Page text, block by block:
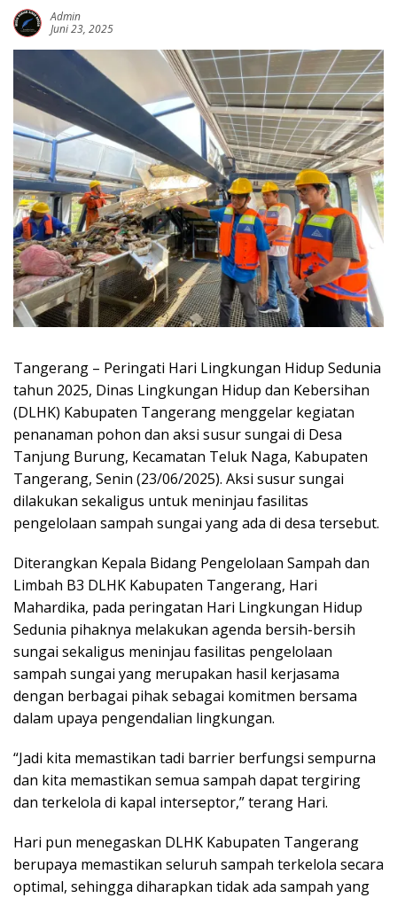
Admin
Juni 23, 2025
Tangerang – Peringati Hari Lingkungan Hidup Sedunia
tahun 2025, Dinas Lingkungan Hidup dan Kebersihan
(DLHK) Kabupaten Tangerang menggelar kegiatan
penanaman pohon dan aksi susur sungai di Desa
Tanjung Burung, Kecamatan Teluk Naga, Kabupaten
Tangerang, Senin (23/06/2025). Aksi susur sungai
dilakukan sekaligus untuk meninjau fasilitas
pengelolaan sampah sungai yang ada di desa tersebut.
Diterangkan Kepala Bidang Pengelolaan Sampah dan
Limbah B3 DLHK Kabupaten Tangerang, Hari
Mahardika, pada peringatan Hari Lingkungan Hidup
Sedunia pihaknya melakukan agenda bersih-bersih
sungai sekaligus meninjau fasilitas pengelolaan
sampah sungai yang merupakan hasil kerjasama
dengan berbagai pihak sebagai komitmen bersama
dalam upaya pengendalian lingkungan.
“Jadi kita memastikan tadi barrier berfungsi sempurna
dan kita memastikan semua sampah dapat tergiring
dan terkelola di kapal interseptor,” terang Hari.
Hari pun menegaskan DLHK Kabupaten Tangerang
berupaya memastikan seluruh sampah terkelola secara
optimal, sehingga diharapkan tidak ada sampah yang